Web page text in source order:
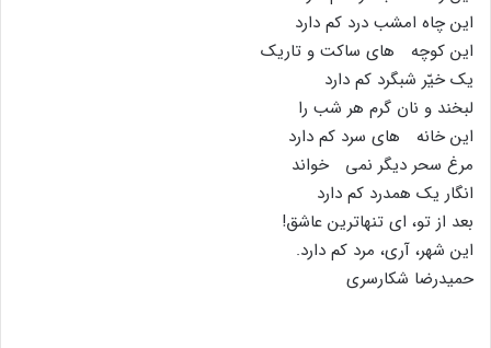
این چاه امشب درد کم دارد
این کوچه هاى ساکت و تاریک
یک خیّر شبگرد کم دارد
لبخند و نان گرم هر شب را
این خانه هاى سرد کم دارد
مرغ سحر دیگر نمى خواند
انگار یک همدرد کم دارد
بعد از تو، اى تنهاترین عاشق!
این شهر، آرى، مرد کم دارد.
حمیدرضا شکارسرى